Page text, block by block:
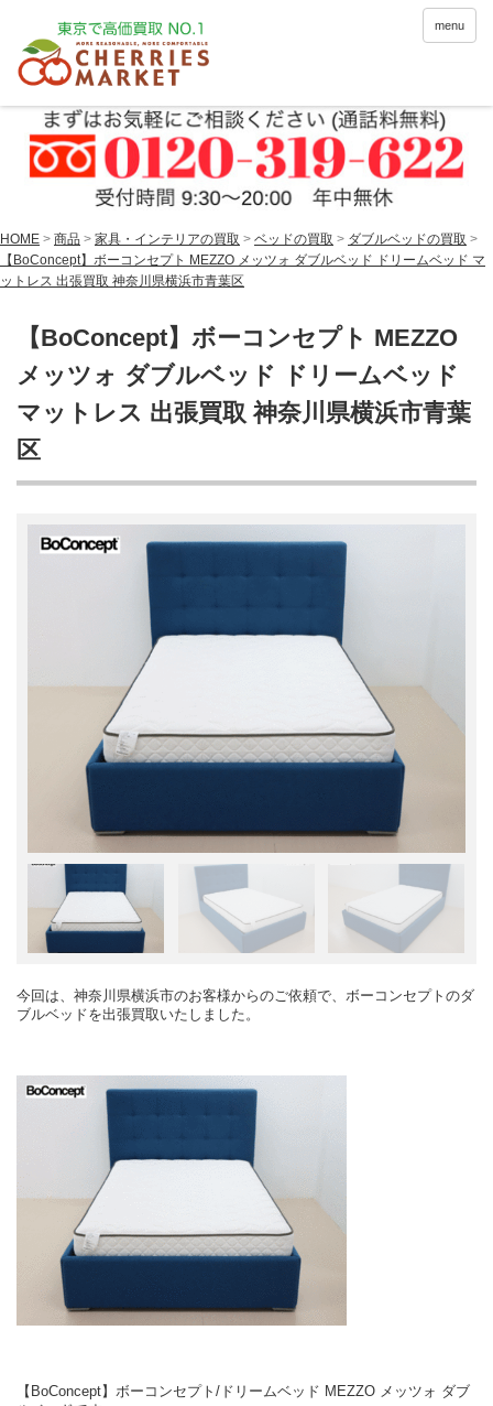
menu
HOME > 商品 > 家具・インテリアの買取 > ベッドの買取 > ダブルベッドの買取 >
【BoConcept】ボーコンセプト MEZZO メッツォ ダブルベッド ドリームベッド マ
ットレス 出張買取 神奈川県横浜市青葉区
【BoConcept】ボーコンセプト MEZZO
メッツォ ダブルベッド ドリームベッド
マットレス 出張買取 神奈川県横浜市青葉
区
今回は、神奈川県横浜市のお客様からのご依頼で、ボーコンセプトのダ
ブルベッドを出張買取いたしました。
【BoConcept】ボーコンセプト/ドリームベッド MEZZO メッツォ ダブ